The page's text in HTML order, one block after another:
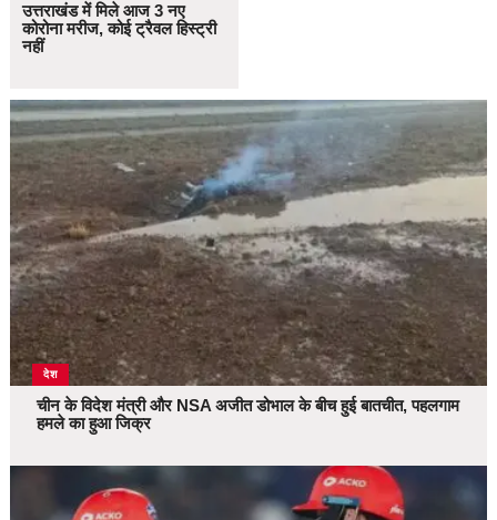
उत्तराखंड में मिले आज 3 नए
कोरोना मरीज, कोई ट्रैवल हिस्ट्री
नहीं
देश
चीन के विदेश मंत्री और NSA अजीत डोभाल के बीच हुई बातचीत, पहलगाम
हमले का हुआ जिक्र